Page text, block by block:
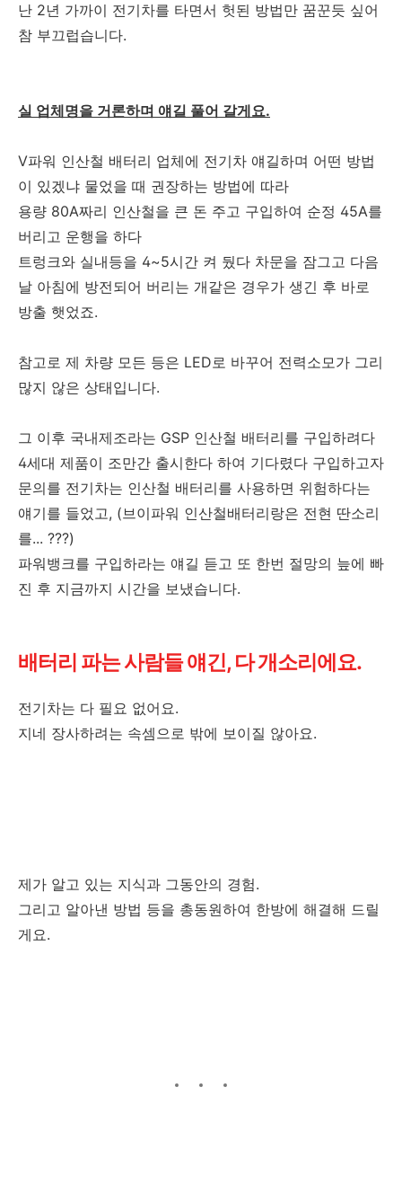
난 2년 가까이 전기차를 타면서 헛된 방법만 꿈꾼듯 싶어
참 부끄럽습니다.
실 업체명을 거론하며 얘길 풀어 갈게요.
V파워 인산철 배터리 업체에 전기차 얘길하며 어떤 방법
이 있겠냐 물었을 때 권장하는 방법에 따라
용량 80A짜리 인산철을 큰 돈 주고 구입하여 순정 45A를
버리고 운행을 하다
트렁크와 실내등을 4~5시간 켜 뒀다 차문을 잠그고 다음
날 아침에 방전되어 버리는 개같은 경우가 생긴 후 바로
방출 햇었죠.
참고로 제 차량 모든 등은 LED로 바꾸어 전력소모가 그리
많지 않은 상태입니다.
그 이후 국내제조라는 GSP 인산철 배터리를 구입하려다
4세대 제품이 조만간 출시한다 하여 기다렸다 구입하고자
문의를 전기차는 인산철 배터리를 사용하면 위험하다는
얘기를 들었고, (브이파워 인산철배터리랑은 전현 딴소리
를... ???)
파워뱅크를 구입하라는 얘길 듣고 또 한번 절망의 늪에 빠
진 후 지금까지 시간을 보냈습니다.
배터리 파는 사람들 얘긴, 다 개소리에요.
전기차는 다 필요 없어요.
지네 장사하려는 속셈으로 밖에 보이질 않아요.
제가 알고 있는 지식과 그동안의 경험.
그리고 알아낸 방법 등을 총동원하여 한방에 해결해 드릴
게요.